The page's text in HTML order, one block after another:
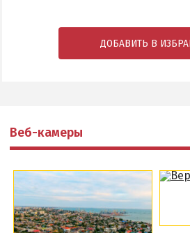
ДОБАВИТЬ В
Веб-камеры